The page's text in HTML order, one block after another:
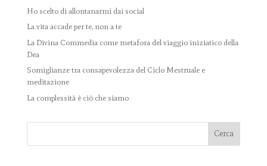
Ho scelto di allontanarmi dai social
La vita accade per te, non a te
La Divina Commedia come metafora del viaggio iniziatico della
Dea
Somiglianze tra consapevolezza del Ciclo Mestruale e
meditazione
La complessità è ciò che siamo